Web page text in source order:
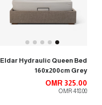
Eldar Hydraulic Queen Bed
160x200cm Grey
OMR 325.00
OMR 418.00